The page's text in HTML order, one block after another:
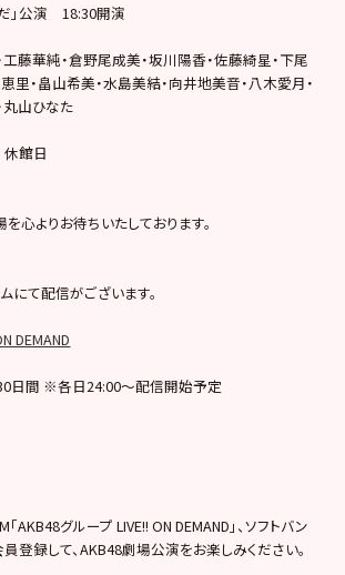
」公演 18:30開演
藤華純・倉野尾成美・坂川陽香・佐藤綺星・下尾
里・畠山希美・水島美結・向井地美音・八木愛月・
丸山ひなた
休館日
心よりお待ちいたしております。
にて配信がございます。
DEMAND
日間 ※各日24:00～配信開始予定
AKB48グループ LIVE!! ON DEMAND」、ソフトバン
員登録して、AKB48劇場公演をお楽しみください。